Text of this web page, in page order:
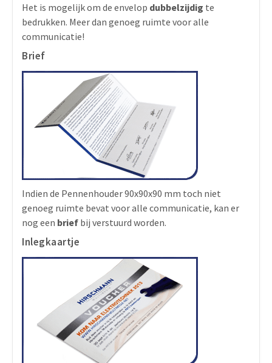
Het is mogelijk om de envelop dubbelzijdig te
bedrukken. Meer dan genoeg ruimte voor alle
communicatie!
Brief
Indien de Pennenhouder 90x90x90 mm toch niet
genoeg ruimte bevat voor alle communicatie, kan er
nog een brief bij verstuurd worden.
Inlegkaartje